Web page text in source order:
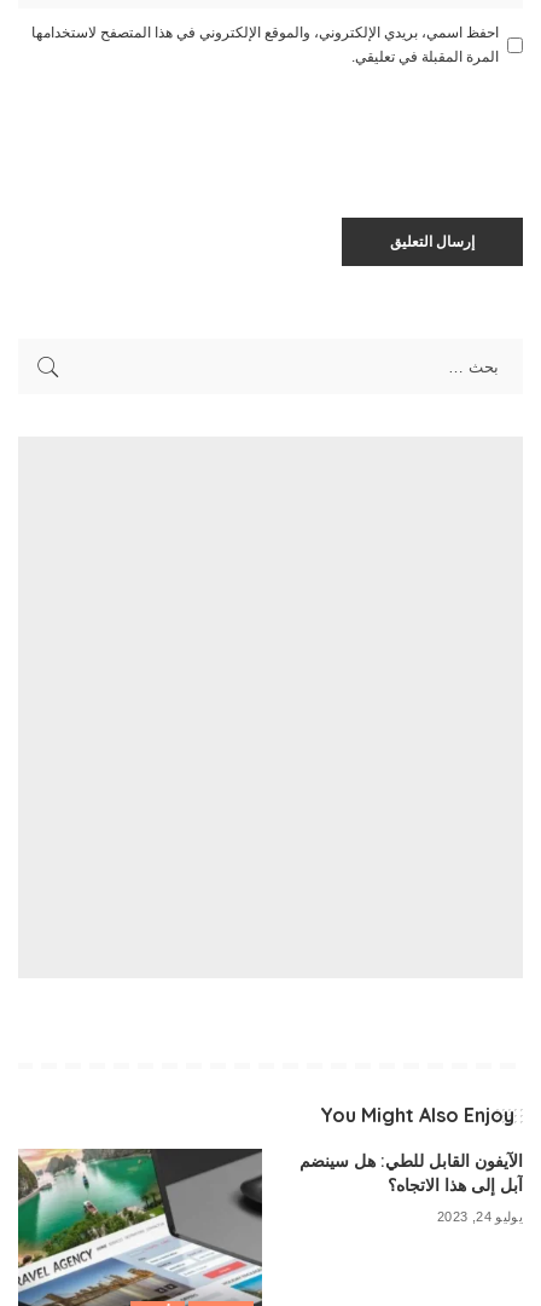
احفظ اسمي، بريدي الإلكتروني، والموقع الإلكتروني في هذا المتصفح لاستخدامها
المرة المقبلة في تعليقي.
You Might Also Enjoy
الآيفون القابل للطي: هل سينضم
آبل إلى هذا الاتجاه؟
يوليو 24, 2023